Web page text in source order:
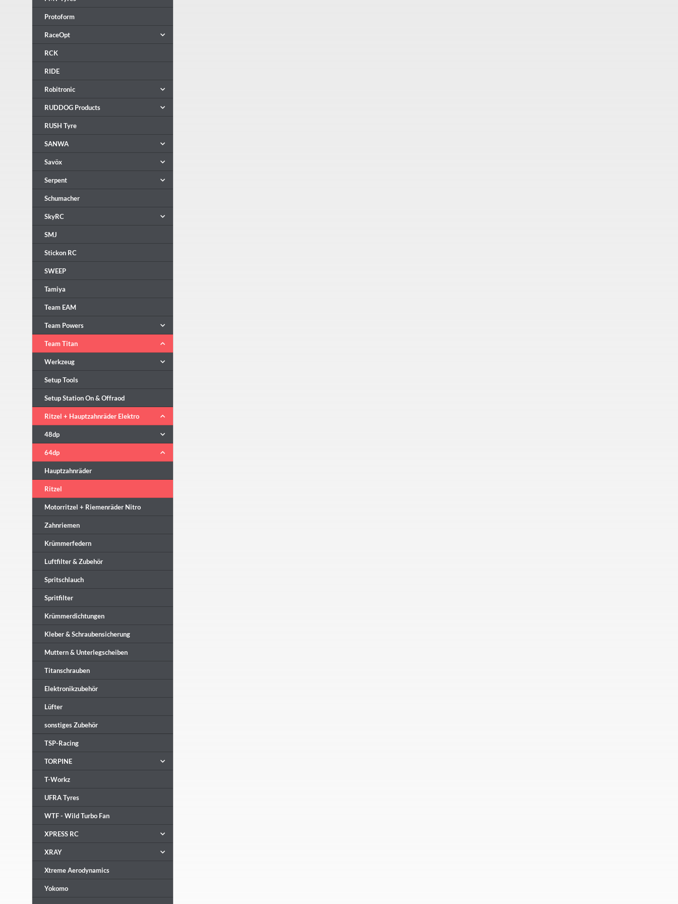
Protoform
RaceOpt
RCK
RIDE
Robitronic
RUDDOG Products
RUSH Tyre
SANWA
Savöx
Serpent
Schumacher
SkyRC
SMJ
Stickon RC
SWEEP
Tamiya
Team EAM
Team Powers
Team Titan
Werkzeug
Setup Tools
Setup Station On & Offraod
Ritzel + Hauptzahnräder Elektro
48dp
64dp
Hauptzahnräder
Ritzel
Motorritzel + Riemenräder Nitro
Zahnriemen
Krümmerfedern
Luftfilter & Zubehör
Spritschlauch
Spritfilter
Krümmerdichtungen
Kleber & Schraubensicherung
Muttern & Unterlegscheiben
Titanschrauben
Elektronikzubehör
Lüfter
sonstiges Zubehör
TSP-Racing
TORPINE
T-Workz
UFRA Tyres
WTF - Wild Turbo Fan
XPRESS RC
XRAY
Xtreme Aerodynamics
Yokomo